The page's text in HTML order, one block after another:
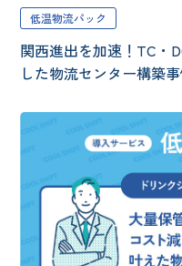
低温物流パック
関西進出を加速！TC・
した物流センター構築